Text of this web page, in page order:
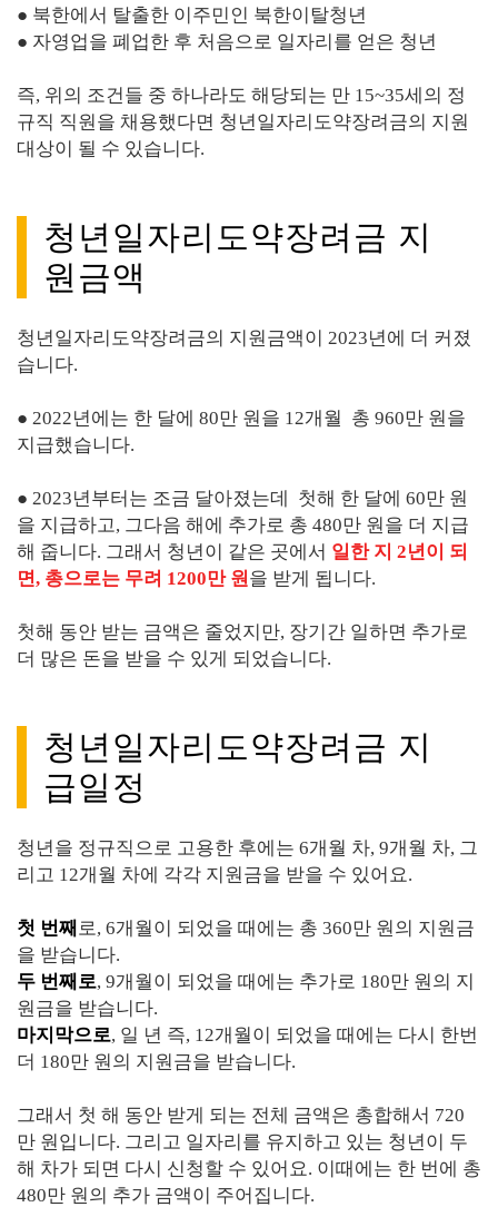
● 북한에서 탈출한 이주민인 북한이탈청년
● 자영업을 폐업한 후 처음으로 일자리를 얻은 청년
즉, 위의 조건들 중 하나라도 해당되는 만 15~35세의 정
규직 직원을 채용했다면 청년일자리도약장려금의 지원
대상이 될 수 있습니다.
청년일자리도약장려금 지
원금액
청년일자리도약장려금의 지원금액이 2023년에 더 커졌
습니다.
● 2022년에는 한 달에 80만 원을 12개월 총 960만 원을
지급했습니다.
● 2023년부터는 조금 달아졌는데 첫해 한 달에 60만 원
을 지급하고, 그다음 해에 추가로 총 480만 원을 더 지급
해 줍니다. 그래서 청년이 같은 곳에서 일한 지 2년이 되
면, 총으로는 무려 1200만 원을 받게 됩니다.
첫해 동안 받는 금액은 줄었지만, 장기간 일하면 추가로
더 많은 돈을 받을 수 있게 되었습니다.
청년일자리도약장려금 지
급일정
청년을 정규직으로 고용한 후에는 6개월 차, 9개월 차, 그
리고 12개월 차에 각각 지원금을 받을 수 있어요.
첫 번째 로, 6개월이 되었을 때에는 총 360만 원의 지원금
을 받습니다.
두 번째로, 9개월이 되었을 때에는 추가로 180만 원의 지
원금을 받습니다.
마지막으로, 일 년 즉, 12개월이 되었을 때에는 다시 한번
더 180만 원의 지원금을 받습니다.
그래서 첫 해 동안 받게 되는 전체 금액은 총합해서 720
만 원입니다. 그리고 일자리를 유지하고 있는 청년이 두
해 차가 되면 다시 신청할 수 있어요. 이때에는 한 번에 총
480만 원의 추가 금액이 주어집니다.